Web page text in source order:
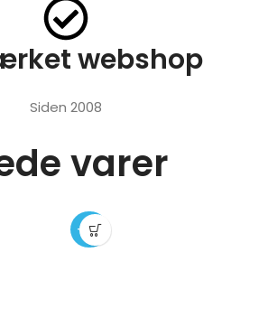
webshop
Siden 2008
varer
-36%